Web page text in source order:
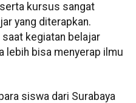
kursus sangat
yang diterapkan.
saat kegiatan belajar
lebih bisa menyerap ilmu
siswa dari Surabaya